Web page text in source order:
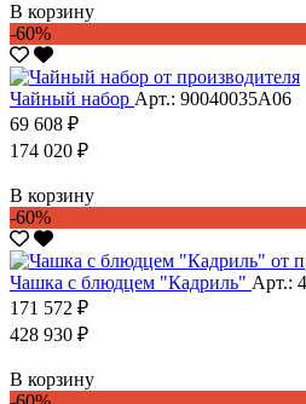
В корзину
-60%
Чайный набор Арт.: 90040035А06
69 608 ₽
174 020 ₽
В корзину
-60%
Чашка с блюдцем "Кадриль" Арт.:
171 572 ₽
428 930 ₽
В корзину